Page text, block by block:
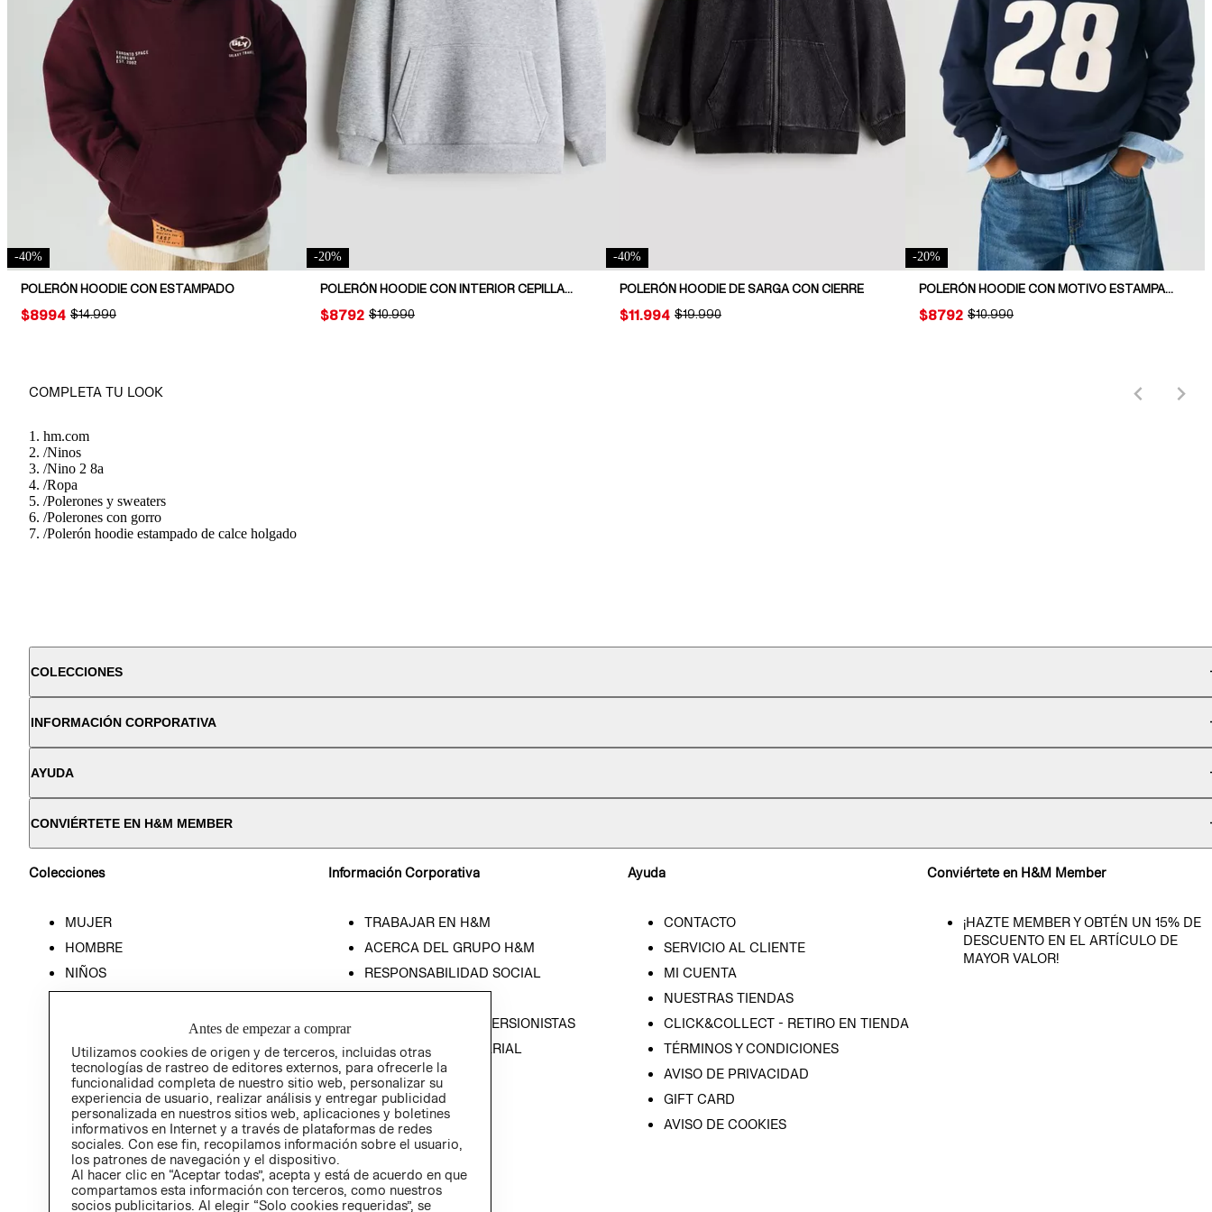
-40%
POLERÓN HOODIE CON ESTAMPADO
ORIGINAL PRICE:
$14.990
PRICE:
$8994
-20%
POLERÓN HOODIE CON INTERIOR CEPILLADO
ORIGINAL PRICE:
$10.990
PRICE:
$8792
-40%
POLERÓN HOODIE DE SARGA CON CIERRE
ORIGINAL PRICE:
$19.990
PRICE:
$11.994
-20%
POLERÓN HOODIE CON MOTIVO ESTAMPADO
ORIGINAL PRICE:
$10.990
PRICE:
$8792
COMPLETA TU LOOK
hm.com
/Ninos
/Nino 2 8a
/Ropa
/Polerones y sweaters
/Polerones con gorro
/Polerón hoodie estampado de calce holgado
COLECCIONES
INFORMACIÓN CORPORATIVA
AYUDA
CONVIÉRTETE EN H&M MEMBER
Colecciones
MUJER
HOMBRE
NIÑOS
Información Corporativa
TRABAJAR EN H&M
ACERCA DEL GRUPO H&M
RESPONSABILIDAD SOCIAL
RELACIÓN CON INVERSIONISTAS
POLÍTICA EMPRESARIAL
Ayuda
CONTACTO
SERVICIO AL CLIENTE
MI CUENTA
NUESTRAS TIENDAS
CLICK&COLLECT - RETIRO EN TIENDA
TÉRMINOS Y CONDICIONES
AVISO DE PRIVACIDAD
GIFT CARD
AVISO DE COOKIES
Conviértete en H&M Member
¡HAZTE MEMBER Y OBTÉN UN 15% DE
DESCUENTO EN EL ARTÍCULO DE
MAYOR VALOR!
Antes de empezar a comprar
Utilizamos cookies de origen y de terceros, incluidas otras
tecnologías de rastreo de editores externos, para ofrecerle la
funcionalidad completa de nuestro sitio web, personalizar su
experiencia de usuario, realizar análisis y entregar publicidad
personalizada en nuestros sitios web, aplicaciones y boletines
informativos en Internet y a través de plataformas de redes
sociales. Con ese fin, recopilamos información sobre el usuario,
los patrones de navegación y el dispositivo.
Al hacer clic en “Aceptar todas”, acepta y está de acuerdo en que
compartamos esta información con terceros, como nuestros
socios publicitarios. Al elegir “Solo cookies requeridas”, se